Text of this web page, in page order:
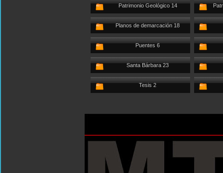
Patrimonio Geológico 14
Planos de demarcación 18
Puentes 6
Santa Bárbara 23
Tesis 2